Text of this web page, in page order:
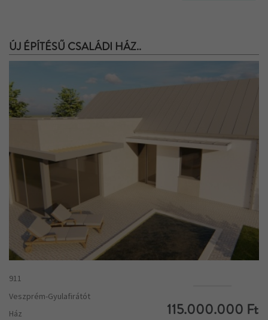
ÚJ ÉPÍTÉSŰ CSALÁDI HÁZ..
911
Veszprém-Gyulafirátót
Ház
115.000.000 Ft